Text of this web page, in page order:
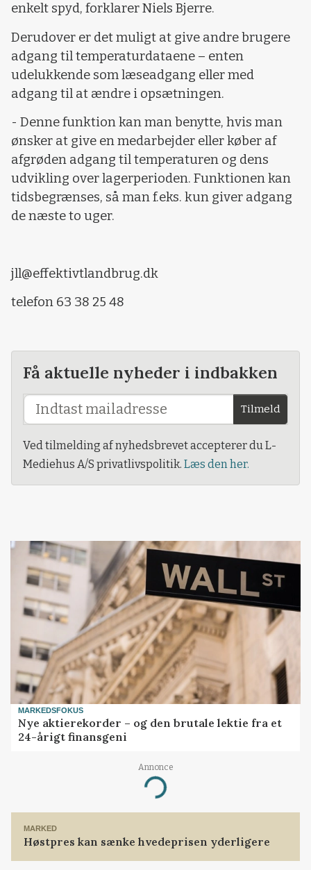
enkelt spyd, forklarer Niels Bjerre.
Derudover er det muligt at give andre brugere
adgang til temperaturdataene – enten
udelukkende som læseadgang eller med
adgang til at ændre i opsætningen.
- Denne funktion kan man benytte, hvis man
ønsker at give en medarbejder eller køber af
afgrøden adgang til temperaturen og dens
udvikling over lagerperioden. Funktionen kan
tidsbegrænses, så man f.eks. kun giver adgang
de næste to uger.
jll@effektivtlandbrug.dk
telefon 63 38 25 48
Få aktuelle nyheder i indbakken
Tilmeld
Ved tilmelding af nyhedsbrevet accepterer du L-
Mediehus A/S privatlivspolitik. Læs den her.
MARKEDSFOKUS
Nye aktierekorder – og den brutale lektie fra et
24-årigt finansgeni
Annonce
Loading...
MARKED
Høstpres kan sænke hvedeprisen yderligere